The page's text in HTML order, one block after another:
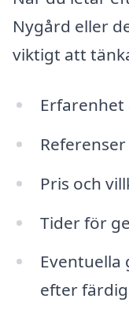
Nygård eller
viktigt att
Pris och
Tider för
efter